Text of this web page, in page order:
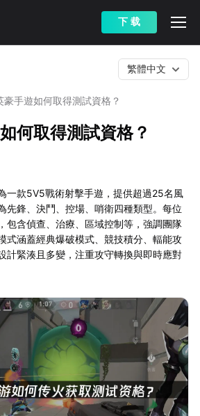
下 载
豪手遊如何取得測試資格？
繁體中文
何取得測試資格？
一款5V5戰術射擊手遊，提供超過25名風
先鋒、決鬥、控場、哨衛四種類型。每位
包含偵查、治療、區域控制等，強調團隊
式涵蓋經典爆破模式、競技積分、輻能攻
計緊湊且多變，注重攻守轉換與即時應對